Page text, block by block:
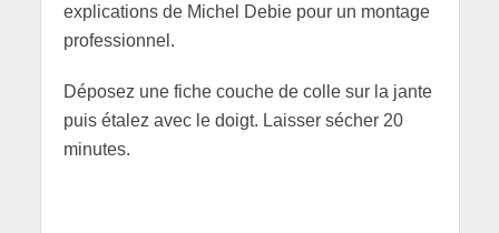
explications de Michel Debie pour un montage
professionnel.
Déposez une fiche couche de colle sur la jante
puis étalez avec le doigt. Laisser sécher 20
minutes.